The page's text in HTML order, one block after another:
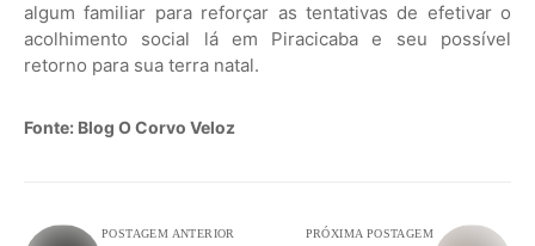
algum familiar para reforçar as tentativas de efetivar o
acolhimento social lá em Piracicaba e seu possível
retorno para sua terra natal.
Fonte: Blog O Corvo Veloz
POSTAGEM ANTERIOR PRÓXIMA POSTAGEM